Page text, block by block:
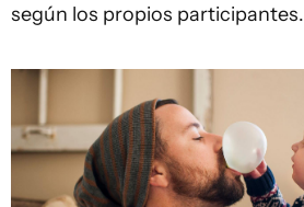
según los propios participantes.